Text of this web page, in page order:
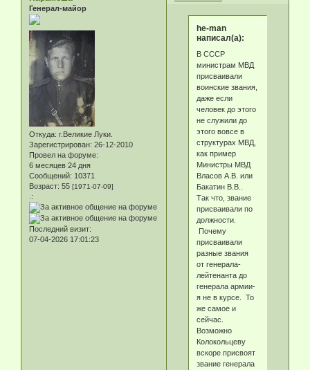
Генерал-майор
Откуда: г.Великие Луки.
Зарегистрирован: 26-12-2010
Провел на форуме:
6 месяцев 24 дня
Сообщений: 10371
Возраст: 55 [1971-07-09]
.:
Последний визит:
07-04-2026 17:01:23
he-man
написал(а):
В СССР
министрам МВД
присваивали
воинские звания,
даже если
человек до этого
не служили до
этого вовсе в
структурах МВД,
как пример
Министры МВД
Власов А.В. или
Бакатин В.В..
Так что, звание
присваивали по
должности.
Почему
присваивали
разные звания
от генерала-
лейтенанта до
генерала армии-
я не в курсе. То
же самое и
сейчас.
Возможно
Колокольцеву
вскоре присвоят
звание генерала